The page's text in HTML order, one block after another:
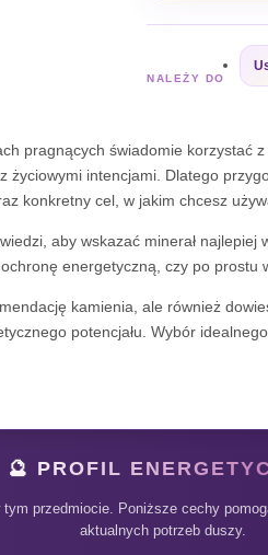
NALEŻY DO
pragnących świadomie korzystać
życiowymi intencjami. Dlatego
konkretny cel, w jakim chcesz
aby wskazać minerał
energetyczną, czy po prostu
kamienia, ale również
potencjału. Wybór
🔮 PROFIL
przedmiocie. Poniższe cechy
aktualnych potrzeb duszy.